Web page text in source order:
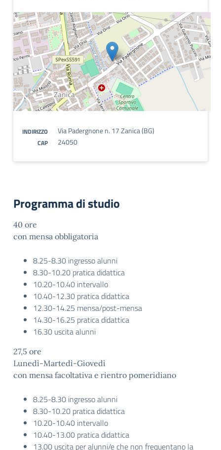
INDIRIZZO Via Padergnone n. 17 Zanica (BG)
CAP 24050
Programma di studio
40 ore
con mensa obbligatoria
8.25-8.30 ingresso alunni
8.30-10.20 pratica didattica
10.20-10.40 intervallo
10.40-12.30 pratica didattica
12.30-14.25 mensa/post-mensa
14.30-16.25 pratica didattica
16.30 uscita alunni
27,5 ore
Lunedì-Martedì-Giovedì
con mensa facoltativa e rientro pomeridiano
8.25-8.30 ingresso alunni
8.30-10.20 pratica didattica
10.20-10.40 intervallo
10.40-13.00 pratica didattica
13.00 uscita per alunni/e che non frequentano la